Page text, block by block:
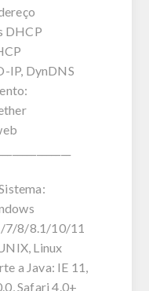
DHCP
DynDNS
7/8/8.1/10/11
Linux
a Java: IE 11,
Safari 4.0+